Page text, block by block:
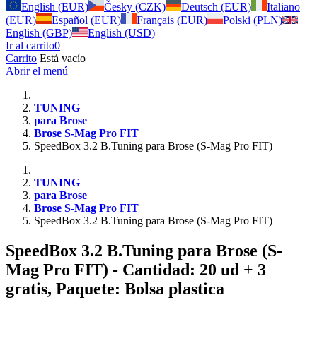
English (EUR)
Česky (CZK) Deutsch (EUR)
Italiano
(EUR)
Español (EUR) Français (EUR)
Polski (PLN)
English (GBP)
English (USD)
Ir al carrito0
Carrito Está vacío
Abrir el menú
TUNING
para Brose
Brose S-Mag Pro FIT
SpeedBox 3.2 B.Tuning para Brose (S-Mag Pro FIT)
TUNING
para Brose
Brose S-Mag Pro FIT
SpeedBox 3.2 B.Tuning para Brose (S-Mag Pro FIT)
SpeedBox 3.2 B.Tuning para Brose (S-
Mag Pro FIT) - Cantidad: 20 ud + 3
gratis, Paquete: Bolsa plastica